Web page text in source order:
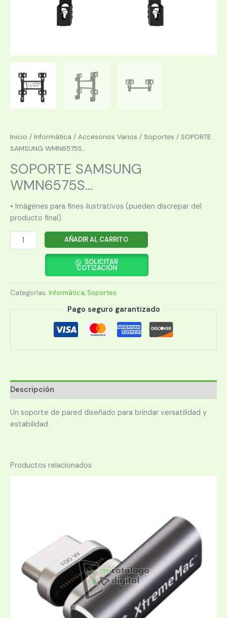
Inicio / Informática / Accesorios Varios / Soportes / SOPORTE
SAMSUNG WMN6575S...
SOPORTE SAMSUNG
WMN6575S...
• Imágenes para fines ilustrativos (pueden discrepar del
producto final).
SOPORTE
SAMSUNG
AÑADIR AL CARRITO
SOLICITAR
COTIZACIÓN
Categorías: Informática, Soportes
Pago seguro garantizado
Descripción
Un soporte de pared diseñado para brindar versatilidad y
estabilidad.
Productos relacionados